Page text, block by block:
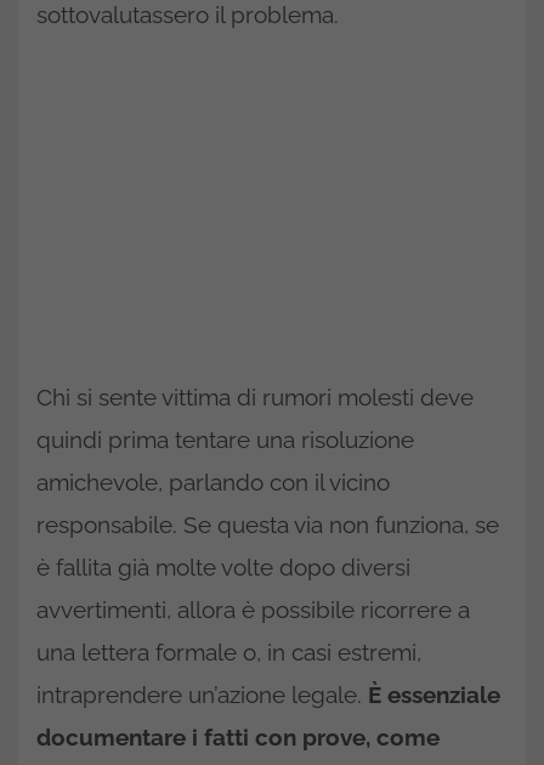
sottovalutassero il problema.
Chi si sente vittima di rumori molesti deve
quindi prima tentare una risoluzione
amichevole, parlando con il vicino
responsabile. Se questa via non funziona, se
è fallita già molte volte dopo diversi
avvertimenti, allora è possibile ricorrere a
una lettera formale o, in casi estremi,
intraprendere un’azione legale. È essenziale
documentare i fatti con prove, come